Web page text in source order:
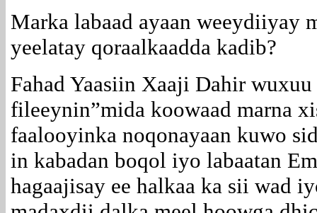
Marka labaad ayaan weeydiiyay
yeelatay qoraalkaadda kadib?
Fahad Yaasiin Xaaji Dahir
fileeynin”mida koowaad marna
faalooyinka noqonayaan kuwo
in kabadan boqol iyo labaatan
hagaajisay ee halkaa ka sii wad